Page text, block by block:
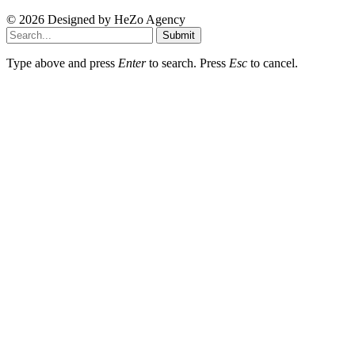
© 2026 Designed by HeZo Agency
Submit
Type above and press Enterto search. Press Esc to cancel.